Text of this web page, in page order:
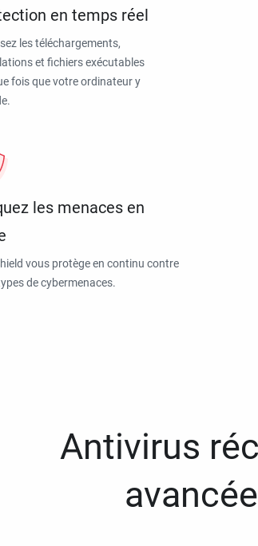
en temps réel
les téléchargements,
et fichiers exécutables
fois que votre ordinateur y
les menaces en
vous protège en continu contre
de cybermenaces.
Antivirus